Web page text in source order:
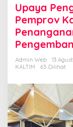
dan
Upaya
Pemprov
Admin Web
13
KALTIM
65 Dilihat